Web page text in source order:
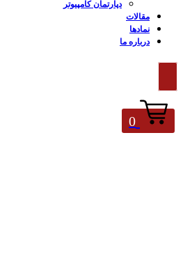
دپارتمان کامپیوتر
مقالات
نمادها
درباره ما
0